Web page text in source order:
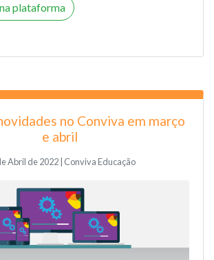
plataforma
no Conviva em março
e abril
Abril de 2022 | Conviva Educação